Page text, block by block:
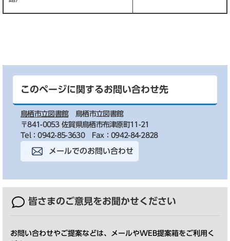
このページに関するお問い合わせ先
鳥栖市立図書館
鳥栖市立図書館
〒841-0053 佐賀県鳥栖市布津原町11-21
Tel：0942-85-3630
Fax：0942-84-2828
メールでのお問い合わせ
皆さまのご意見をお聞かせください
お問い合わせやご提案などは、メールやWEB提案箱をご利用く